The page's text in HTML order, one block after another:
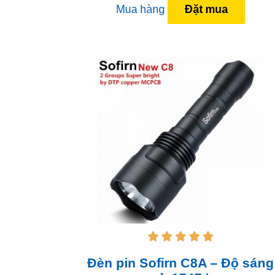
Mua hàng Đặt mua
    
Đèn pin Sofirn C8A – Độ sáng